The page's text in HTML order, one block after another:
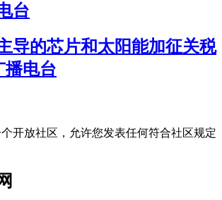
台
导的芯片和太阳能加征关税
播电台
开放社区，允许您发表任何符合社区规定